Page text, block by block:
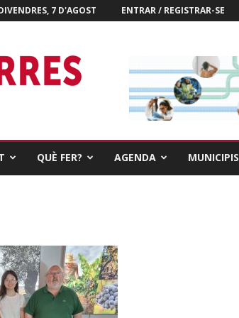
7 D'AGOST ENTRAR / REGISTRAR-SE
QUÈ FER? AGENDA MUNICIPIS